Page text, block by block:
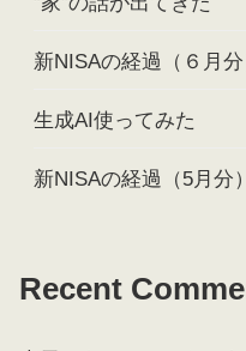
新NISAの経過（６月分
生成AI使ってみた
新NISAの経過（5月分）
Recent